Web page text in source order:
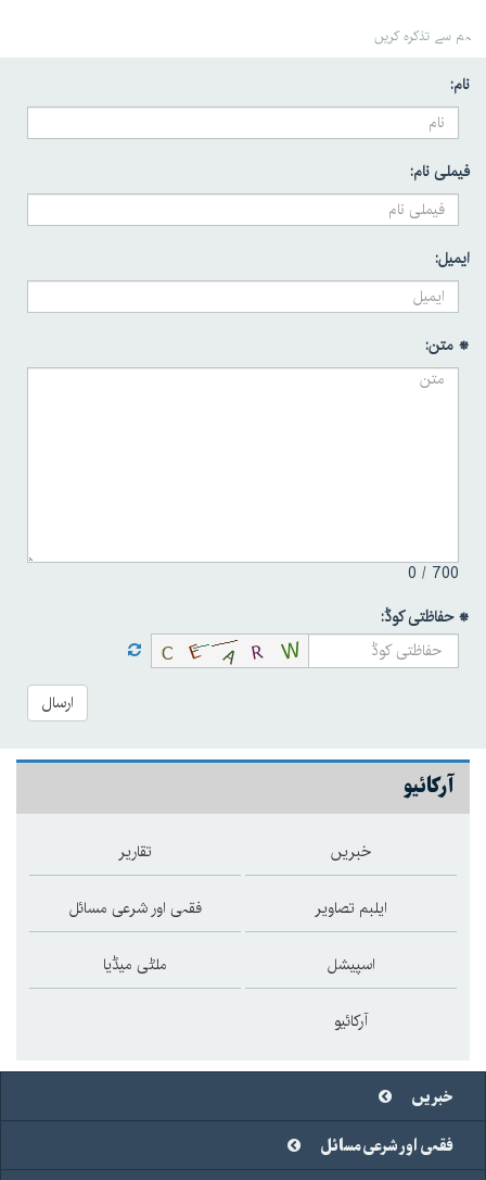
ہم سے تذکرہ کریں
نام:
فیملی نام:
ایمیل:
* متن:
700 /
0
* حفاظتی کوڈ:
ارسال
آرکائیو
خبریں تقاریر
ایلبم تصاویر فقہی اور شرعی مسائل
اسپیشل ملٹی میڈیا
آرکائیو
خبریں
فقہی اور شرعی مسائل